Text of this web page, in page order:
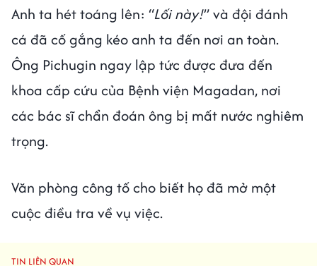
Anh ta hét toáng lên: “Lối này!” và đội đánh
cá đã cố gắng kéo anh ta đến nơi an toàn.
Ông Pichugin ngay lập tức được đưa đến
khoa cấp cứu của Bệnh viện Magadan, nơi
các bác sĩ chẩn đoán ông bị mất nước nghiêm
trọng.
Văn phòng công tố cho biết họ đã mở một
cuộc điều tra về vụ việc.
TIN LIÊN QUAN